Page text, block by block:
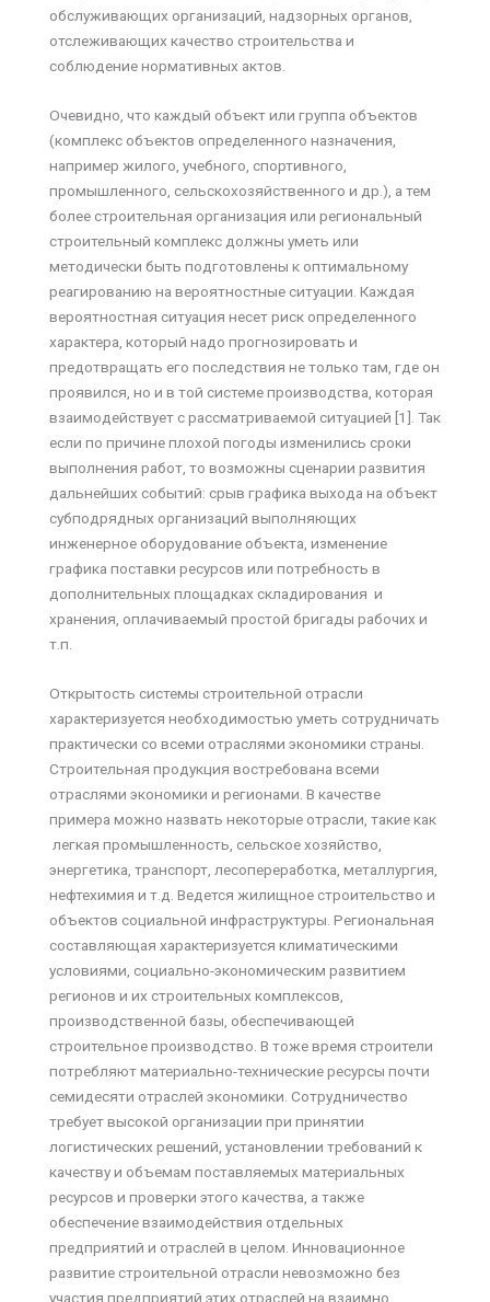
обслуживающих организаций, надзорных органов,
отслеживающих качество строительства и
соблюдение нормативных актов.
Очевидно, что каждый объект или группа объектов
(комплекс объектов определенного назначения,
например жилого, учебного, спортивного,
промышленного, сельскохозяйственного и др.), а тем
более строительная организация или региональный
строительный комплекс должны уметь или
методически быть подготовлены к оптимальному
реагированию на вероятностные ситуации. Каждая
вероятностная ситуация несет риск определенного
характера, который надо прогнозировать и
предотвращать его последствия не только там, где он
проявился, но и в той системе производства, которая
взаимодействует с рассматриваемой ситуацией [1]. Так
если по причине плохой погоды изменились сроки
выполнения работ, то возможны сценарии развития
дальнейших событий: срыв графика выхода на объект
субподрядных организаций выполняющих
инженерное оборудование объекта, изменение
графика поставки ресурсов или потребность в
дополнительных площадках складирования и
хранения, оплачиваемый простой бригады рабочих и
т.п.
Открытость системы строительной отрасли
характеризуется необходимостью уметь сотрудничать
практически со всеми отраслями экономики страны.
Строительная продукция востребована всеми
отраслями экономики и регионами. В качестве
примера можно назвать некоторые отрасли, такие как
легкая промышленность, сельское хозяйство,
энергетика, транспорт, лесопереработка, металлургия,
нефтехимия и т.д. Ведется жилищное строительство и
объектов социальной инфраструктуры. Региональная
составляющая характеризуется климатическими
условиями, социально-экономическим развитием
регионов и их строительных комплексов,
производственной базы, обеспечивающей
строительное производство. В тоже время строители
потребляют материально-технические ресурсы почти
семидесяти отраслей экономики. Сотрудничество
требует высокой организации при принятии
логистических решений, установлении требований к
качеству и объемам поставляемых материальных
ресурсов и проверки этого качества, а также
обеспечение взаимодействия отдельных
предприятий и отраслей в целом. Инновационное
развитие строительной отрасли невозможно без
участия предприятий этих отраслей на взаимно